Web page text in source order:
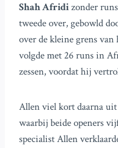
Shah Afridizonder
tweede over, gebowld
over de kleine grens
volgde met 26 runs in
zessen, voordat hij
Allen viel kort daarna
waarbij beide openers
specialist Allen